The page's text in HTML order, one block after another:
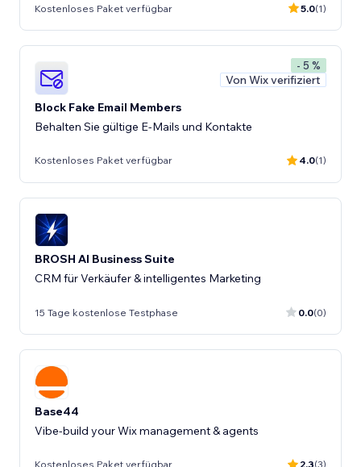
Kostenloses Paket verfügbar 5.0(1)
- 5 %
Von Wix verifiziert
Block Fake Email Members
Behalten Sie gültige E-Mails und Kontakte
Kostenloses Paket verfügbar 4.0(1)
BROSH AI Business Suite
CRM für Verkäufer & intelligentes Marketing
15 Tage kostenlose Testphase 0.0(0)
Base44
Vibe-build your Wix management & agents
Kostenloses Paket verfügbar 2.3(3)